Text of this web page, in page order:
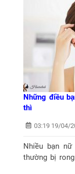
Những điều
thì
03:19 19/04/
Nhiều bạn
thường bị